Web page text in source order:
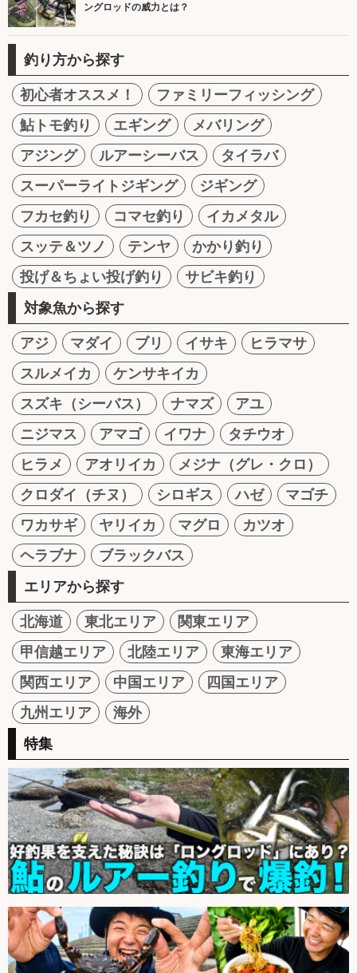
ングロッドの威力とは？
釣り方から探す
初心者オススメ！
ファミリーフィッシング
鮎トモ釣り
エギング
メバリング
アジング
ルアーシーバス
タイラバ
スーパーライトジギング
ジギング
フカセ釣り
コマセ釣り
イカメタル
スッテ＆ツノ
テンヤ
かかり釣り
投げ＆ちょい投げ釣り
サビキ釣り
対象魚から探す
アジ マダイ ブリ イサキ
ヒラマサ
スルメイカ
ケンサキイカ
スズキ（シーバス）
ナマズ
アユ
ニジマス
アマゴ イワナ
タチウオ
ヒラメ
アオリイカ
メジナ（グレ・クロ）
クロダイ（チヌ）
シロギス ハゼ
マゴチ
ワカサギ
ヤリイカ マグロ
カツオ
ヘラブナ
ブラックバス
エリアから探す
北海道 東北エリア
関東エリア
甲信越エリア
北陸エリア
東海エリア
関西エリア
中国エリア
四国エリア
九州エリア
海外
特集